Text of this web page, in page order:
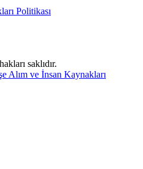
Politikası
saklıdır.
Alım ve İnsan Kaynakları